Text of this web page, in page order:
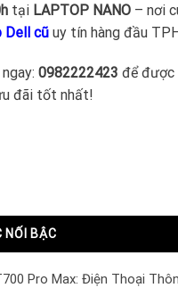
tại LAPTOP NANO– nơi
Dell cũuy tín hàng đầu
0982222423 để được
đãi tốt nhất!
NỐI BẬC
Pro Max: Điện Thoại